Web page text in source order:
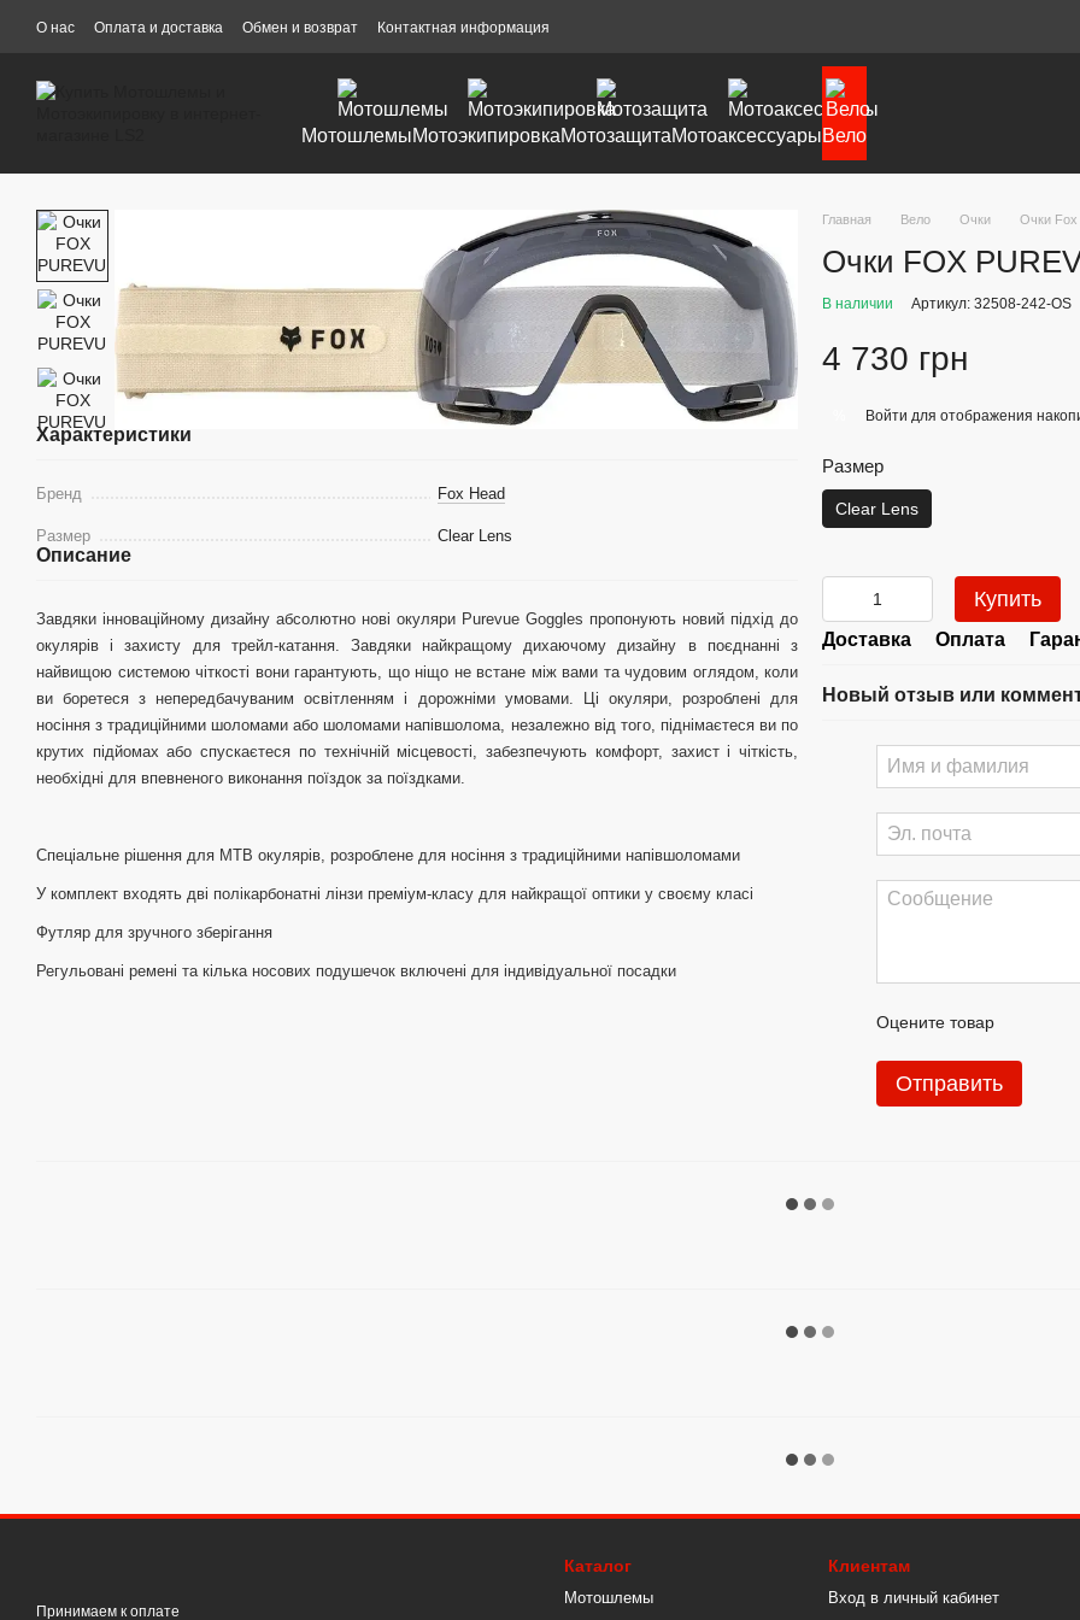
Перейти к основному контенту
О нас Оплата и доставка Обмен и возврат Контактная информация
МотошлемыМотоэкипировкаМотозащитаМотоаксессуарыВело
Характеристики
Бренд Fox Head
Размер Clear Lens
Описание
Завдяки інноваційному дизайну абсолютно нові окуляри Purevue Goggles пропонують новий підхід до
окулярів і захисту для трейл-катання. Завдяки найкращому дихаючому дизайну в поєднанні з
найвищою системою чіткості вони гарантують, що ніщо не встане між вами та чудовим оглядом, коли
ви боретеся з непередбачуваним освітленням і дорожніми умовами. Ці окуляри, розроблені для
носіння з традиційними шоломами або шоломами напівшолома, незалежно від того, піднімаєтеся ви по
крутих підйомах або спускаєтеся по технічній місцевості, забезпечують комфорт, захист і чіткість,
необхідні для впевненого виконання поїздок за поїздками.
Спеціальне рішення для MTB окулярів, розроблене для носіння з традиційними напівшоломами
У комплект входять дві полікарбонатні лінзи преміум-класу для найкращої оптики у своєму класі
Футляр для зручного зберігання
Регульовані ремені та кілька носових подушечок включені для індивідуальної посадки
Главная Вело Очки Очки Fox
Очки FOX
В наличии Артикул: 32508-242-OS
4 730 грн
Войти для отображения
Размер
Clear Lens
Купить
Доставка Оплата
Новый отзыв или
Оцените товар
Отправить
Принимаем к оплате
Каталог
Мотошлемы
Клиентам
Вход в личный кабинет